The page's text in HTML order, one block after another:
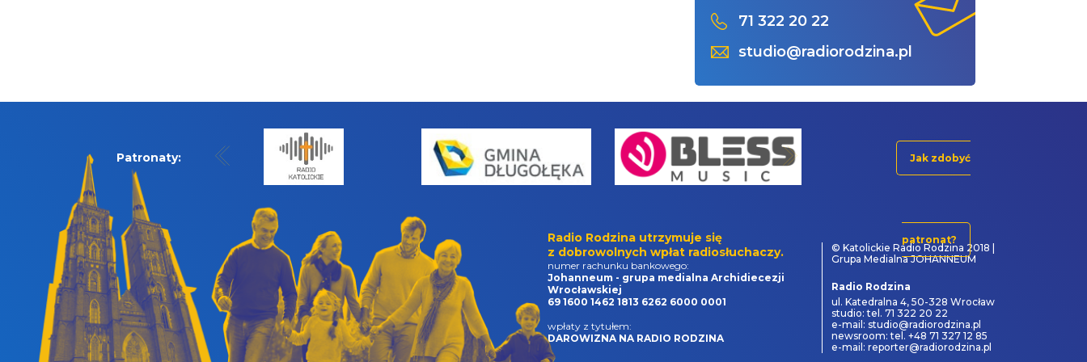
71 322 20 22
studio@radiorodzina.pl
Patronaty: Jak zdobyć
patronat?
Radio Rodzina utrzymuje się
z dobrowolnych wpłat radiosłuchaczy.
numer rachunku bankowego:
Johanneum - grupa medialna Archidiecezji
Wrocławskiej
69 1600 1462 1813 6262 6000 0001
wpłaty z tytułem:
DAROWIZNA NA RADIO RODZINA
© Katolickie Radio Rodzina 2018 |
Grupa Medialna JOHANNEUM
Radio Rodzina
ul. Katedralna 4, 50-328 Wrocław
studio: tel. 71 322 20 22
e-mail: studio@radiorodzina.pl
newsroom: tel. +48 71 327 12 85
e-mail: reporter@radiorodzina.pl